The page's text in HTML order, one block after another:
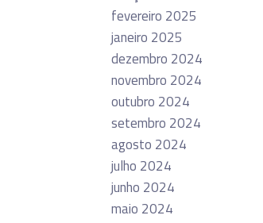
fevereiro 2025
janeiro 2025
dezembro 2024
novembro 2024
outubro 2024
setembro 2024
agosto 2024
julho 2024
junho 2024
maio 2024